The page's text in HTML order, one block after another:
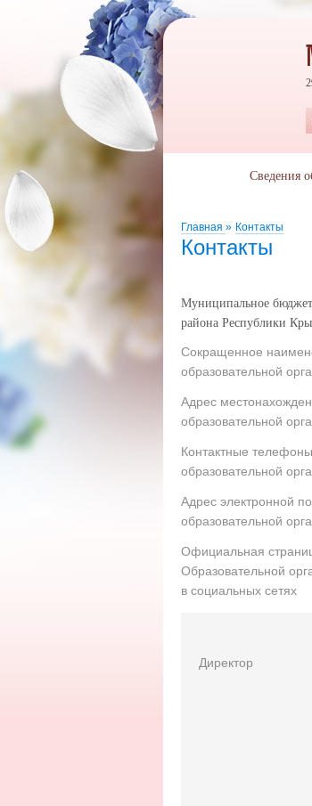
Главная » Контакты
Контакты
Муниципальное
района Республики
Сокращенное
образовательной
Адрес
образовательной
Контактные телефоны
образовательной
Адрес электронной
образовательной
Официальная
Образовательной
в социальных сетях
Директор
Сведения